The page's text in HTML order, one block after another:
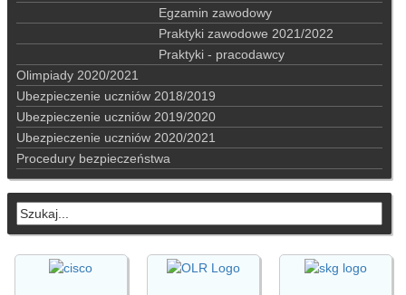
Egzamin zawodowy
Praktyki zawodowe 2021/2022
Praktyki - pracodawcy
Olimpiady 2020/2021
Ubezpieczenie uczniów 2018/2019
Ubezpieczenie uczniów 2019/2020
Ubezpieczenie uczniów 2020/2021
Procedury bezpieczeństwa